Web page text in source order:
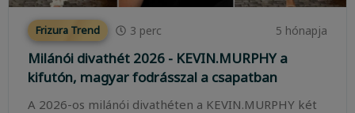
Frizura Trend 3 perc 5 hónapja
Milánói divathét 2026 - KEVIN.MURPHY a
kifutón, magyar fodrásszal a csapatban
A 2026-os milánói divathéten a KEVIN.MURPHY két